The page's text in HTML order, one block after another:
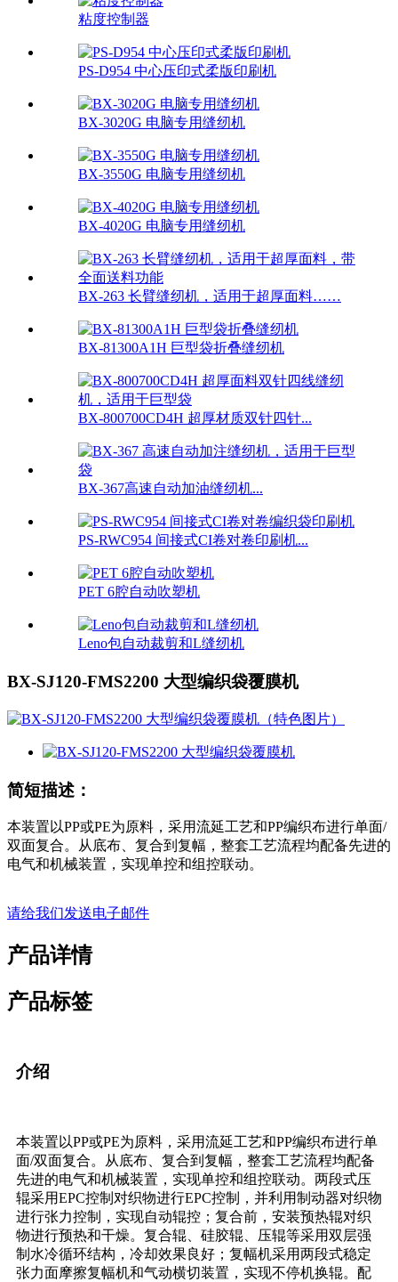
粘度控制器
PS-D954 中心压印式柔版印刷机
BX-3020G 电脑专用缝纫机
BX-3550G 电脑专用缝纫机
BX-4020G 电脑专用缝纫机
BX-263 长臂缝纫机，适用于超厚面料……
BX-81300A1H 巨型袋折叠缝纫机
BX-800700CD4H 超厚材质双针四针...
BX-367高速自动加油缝纫机...
PS-RWC954 间接式CI卷对卷印刷机...
PET 6腔自动吹塑机
Leno包自动裁剪和L缝纫机
BX-SJ120-FMS2200 大型编织袋覆膜机
简短描述：
本装置以PP或PE为原料，采用流延工艺和PP编织布进行单面/
双面复合。从底布、复合到复幅，整套工艺流程均配备先进的
电气和机械装置，实现单控和组控联动。
请给我们发送电子邮件
产品详情
产品标签
介绍
本装置以PP或PE为原料，采用流延工艺和PP编织布进行单
面/双面复合。从底布、复合到复幅，整套工艺流程均配备
先进的电气和机械装置，实现单控和组控联动。两段式压
辊采用EPC控制对织物进行EPC控制，并利用制动器对织物
进行张力控制，实现自动辊控；复合前，安装预热辊对织
物进行预热和干燥。复合辊、硅胶辊、压辊等采用双层强
制水冷循环结构，冷却效果良好；复幅机采用两段式稳定
张力面摩擦复幅机和气动横切装置，实现不停机换辊。配